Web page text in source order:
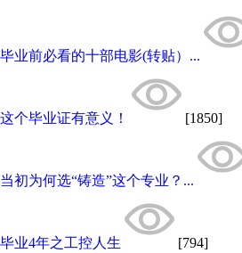
毕业前必看的十部电影(转贴）...
这个毕业证有意义！ [1850]
当初为何选“铸造”这个专业？...
毕业4年之工控人生 [794]